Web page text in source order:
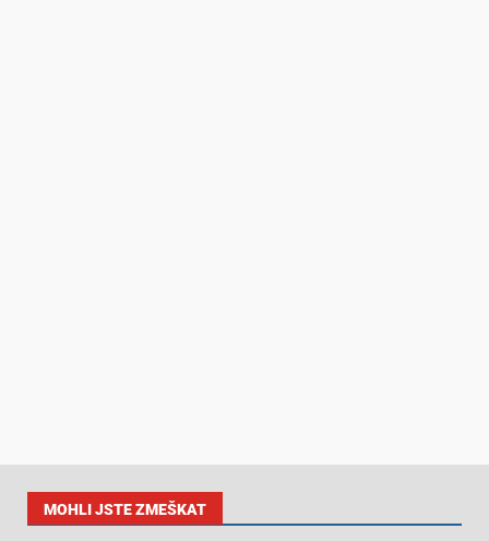
MOHLI JSTE ZMEŠKAT